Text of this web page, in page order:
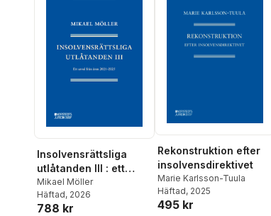
Insolvensrättsliga
utlåtanden III : ett
urval från åren 2021-
2025
Mikael Möller
Häftad, 2026
788 kr
Rekonstruktion efter
insolvensdirektivet
Marie Karlsson-Tuula
Häftad, 2025
495 kr